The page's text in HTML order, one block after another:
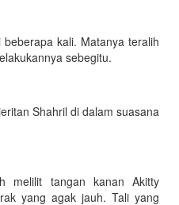
kali. Matanya teralih
sebegitu.
Shahril di dalam suasana
melilit tangan kanan Akitty
yang agak jauh. Tali yang